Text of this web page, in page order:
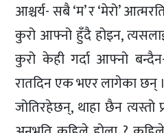
आश्चर्य- सबै ‘म’ र ‘मेरो’
कुरो आफ्नो हुँदै होइन,
कुरो केही गर्दा आफ्नो
रातदिन एक भएर लागेका छन्
जोतिरहेछन्, थाहा छैन